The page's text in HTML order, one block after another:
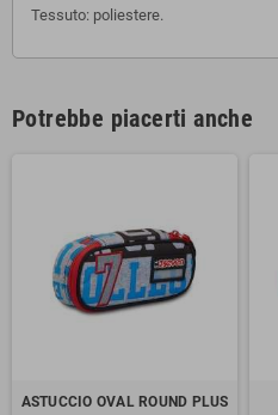
Tessuto: poliestere.
Potrebbe piacerti anche
ASTUCCIO OVAL ROUND PLUS